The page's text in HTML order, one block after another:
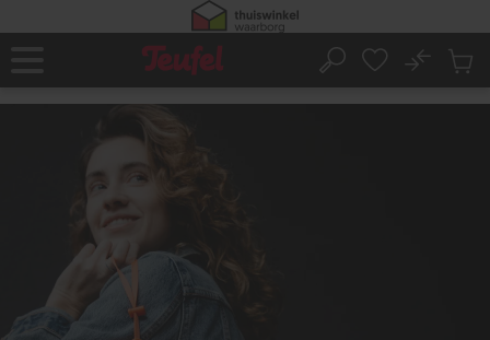
Home
Zoeken
No